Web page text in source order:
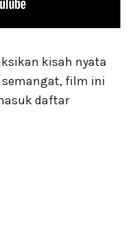
kisah nyata
film ini
daftar